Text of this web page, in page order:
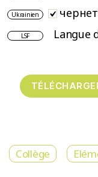
Ukrainien
LSF Langue
Collège